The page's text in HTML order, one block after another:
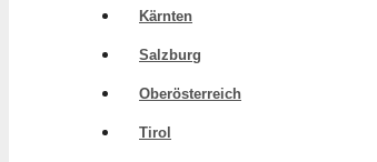
Kärnten
Salzburg
Oberösterreich
Tirol